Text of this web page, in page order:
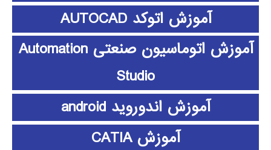
آموزش اتوکد AUTOCAD
آموزش اتوماسیون صنعتی Automation
Studio
آموزش اندوروید android
آموزش CATIA